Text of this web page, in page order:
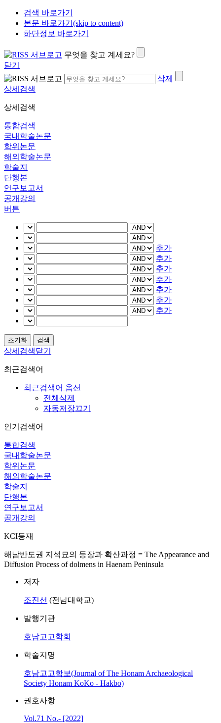
검색 바로가기
본문 바로가기(skip to content)
하단정보 바로가기
무엇을 찾고 계세요?
닫기
삭제
상세검색
상세검색
통합검색
국내학술논문
학위논문
해외학술논문
학술지
단행본
연구보고서
공개강의
버튼
추가
추가
추가
추가
추가
추가
추가
상세검색닫기
최근검색어
최근검색어 옵션
전체삭제
자동저장끄기
인기검색어
통합검색
국내학술논문
학위논문
해외학술논문
학술지
단행본
연구보고서
공개강의
KCI등재
해남반도권 지석묘의 등장과 확산과정 = The Appearance and
Diffusion Process of dolmens in Haenam Peninsula
저자
조진선 (전남대학교)
발행기관
호남고고학회
학술지명
호남고고학보(Journal of The Honam Archaeological
Society Honam KoKo - Hakbo)
권호사항
Vol.71 No.- [2022]